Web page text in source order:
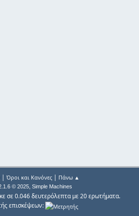
| Όροι και Κανόνες| Πάνω ▲
© 2025, Simple Machines
σε 0.046 δευτερόλεπτα με 20 ερωτήματα.
επισκέψεων: